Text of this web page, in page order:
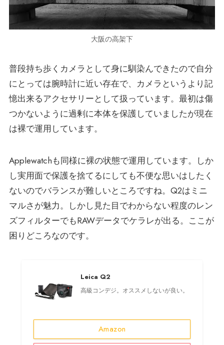
大阪の高架下
普段持ち歩くカメラとして身に馴染んできたので自分
にとっては腕時計に近い存在で、カメラというより記
憶出来るアクセサリーとして扱っています。最初は傷
つかないように過剰に本体を保護していましたが現在
は裸で運用しています。
Applewatchも同様に裸の状態で運用しています。しか
し実用面で保護を捨てるにしても不便な思いはしたく
ないのでバランスが難しいところですね。Q2はミニ
マルさが魅力。しかし見た目でわからない程度のレン
ズフィルターでもRAWデータでケラレが出る。ここが
困りどころなのです。
Leica Q2
高級コンデジ。オススメしないが良い。
Amazon